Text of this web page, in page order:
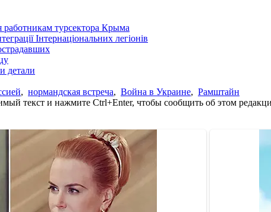
работникам турсектора Крыма
Інтернаціональних легіонів
детали
, нормандская встреча, Война в Украине, Рамштайн
текст и нажмите Ctrl+Enter, чтобы сообщить об этом